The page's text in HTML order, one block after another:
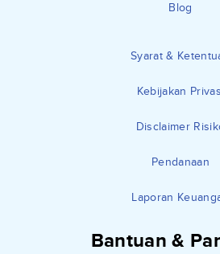
Blog
Syarat &
Kebijakan
Disclaimer
Pendanaan
Laporan
Bantuan &